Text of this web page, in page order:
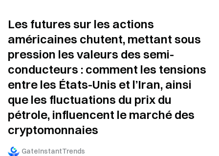
Les futures sur les actions
américaines chutent, mettant sous
pression les valeurs des semi-
conducteurs : comment les tensions
entre les États-Unis et l’Iran, ainsi
que les fluctuations du prix du
pétrole, influencent le marché des
cryptomonnaies
GateInstantTrends